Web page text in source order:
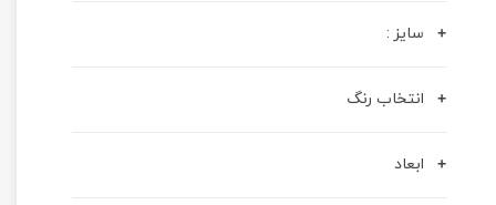
سایز :
انتخاب رنگ
ابعاد